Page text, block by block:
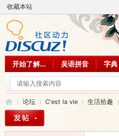
收藏本站
开始了解... 吴语拼音 字典
论坛 C'est la vie 生活拾趣